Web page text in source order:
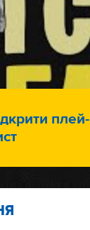
плей-